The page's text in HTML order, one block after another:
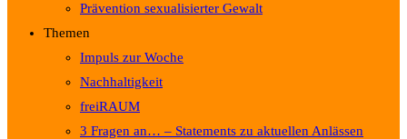
Prävention sexualisierter Gewalt
Themen
Impuls zur Woche
Nachhaltigkeit
freiRAUM
3 Fragen an… – Statements zu aktuellen Anlässen